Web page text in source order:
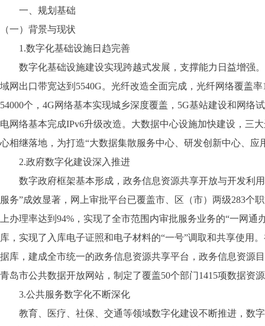
一、规划基础
（一）背景与现状
1.数字化基础设施日趋完善
数字化基础设施建设实现跨越式发展，支撑能力日益增强。
域网出口带宽达到5540G。光纤改造全面完成，光纤网络覆盖
54000个，4G网络基本实现城乡深度覆盖，5G基站建设和网
电网络基本完成IPv6升级改造。大数据中心设施加快建设，三
心相继落地，为打造“大数据集散服务中心、研发创新中心、
2.政府数字化建设深入推进
数字政府框架基本形成，政务信息资源共享开放与开发利用
服务”成效显著，网上审批平台已覆盖市、区（市）两级283个
上办理率达到94%，实现了全市范围内审批服务业务的“一网
库，实现了入库电子证照和电子材料的“一号”调取和共享使用
据库，建成全市统一的政务信息资源共享平台，政务信息资源
青岛市公共数据开放网站，制定了覆盖50个部门1415项数据资
3.公共服务数字化不断深化
教育、医疗、社保、交通等领域数字化建设不断推进，数字